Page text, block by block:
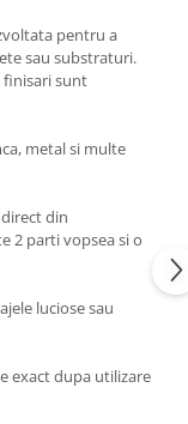
pentru a
sau substraturi.
finisari sunt
metal si multe
din
2 parti vopsea si o
luciose sau
exact dupa utilizare